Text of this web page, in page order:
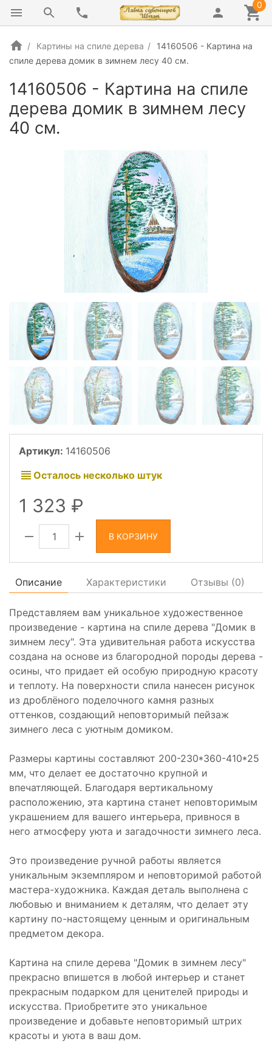
0
Картины на спиле дерева
14160506 - Картина на
спиле дерева домик в зимнем лесу 40 см.
14160506 - Картина на спиле
дерева домик в зимнем лесу
40 см.
Артикул: 14160506
Осталось несколько штук
1 323
В КОРЗИНУ
Описание Характеристики Отзывы (0)
Представляем вам уникальное художественное
произведение - картина на спиле дерева "Домик в
зимнем лесу". Эта удивительная работа искусства
создана на основе из благородной породы дерева -
осины, что придает ей особую природную красоту
и теплоту. На поверхности спила нанесен рисунок
из дроблёного поделочного камня разных
оттенков, создающий неповторимый пейзаж
зимнего леса с уютным домиком.
Размеры картины составляют 200-230*360-410*25
мм, что делает ее достаточно крупной и
впечатляющей. Благодаря вертикальному
расположению, эта картина станет неповторимым
украшением для вашего интерьера, привнося в
него атмосферу уюта и загадочности зимнего леса.
Это произведение ручной работы является
уникальным экземпляром и неповторимой работой
мастера-художника. Каждая деталь выполнена с
любовью и вниманием к деталям, что делает эту
картину по-настоящему ценным и оригинальным
предметом декора.
Картина на спиле дерева "Домик в зимнем лесу"
прекрасно впишется в любой интерьер и станет
прекрасным подарком для ценителей природы и
искусства. Приобретите это уникальное
произведение и добавьте неповторимый штрих
красоты и уюта в ваш дом.